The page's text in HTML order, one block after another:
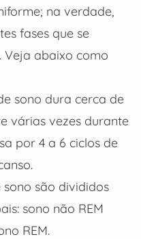
na verdade,
fases que se
Veja abaixo como
sono dura cerca de
várias vezes durante
por 4 a 6 ciclos de
sono são divididos
sono não REM
REM.